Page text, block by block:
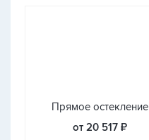
Прямое остекление
от 20 517 ₽